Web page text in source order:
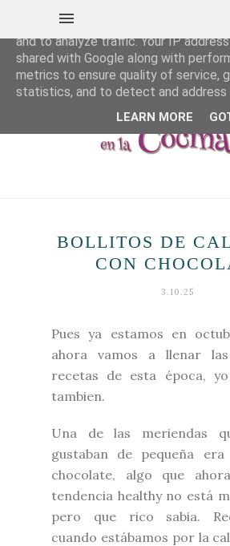
BOLLITOS DE
CON
3.10.25
Pues ya estamos en
ahora vamos a llenar
recetas de esta época,
tambien.
Una de las meriendas
gustaban de pequeña
chocolate, algo que
tendencia healthy no está
pero que rico sabia.
cuando estábamos por la
This site uses cookies from Google
and to analyze traffic. Your IP
shared with Google along with
metrics to ensure quality of service,
statistics, and to detect and address
LEARN MORE